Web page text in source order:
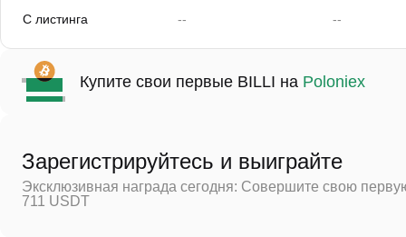
С листинга -- --
Купите свои первые BILLI на Poloniex
Зарегистрируйтесь и выиграйте
Эксклюзивная награда сегодня: Совершите свою
711 USDT